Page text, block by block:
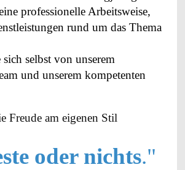
professionelle Arbeitsweise,
rund um das Thema
selbst von unserem
und unserem kompetenten
Freude am eigenen Stil
oder nichts."